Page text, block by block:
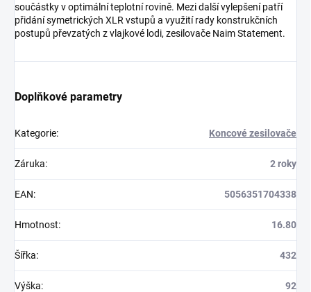
součástky v optimální teplotní rovině. Mezi další vylepšení patří
přidání symetrických XLR vstupů a využití rady konstrukčních
postupů převzatých z vlajkové lodi, zesilovače Naim Statement.
Doplňkové parametry
Kategorie: Koncové zesilovače
Záruka: 2 roky
EAN: 5056351704338
Hmotnost: 16.80
Šířka: 432
Výška: 92